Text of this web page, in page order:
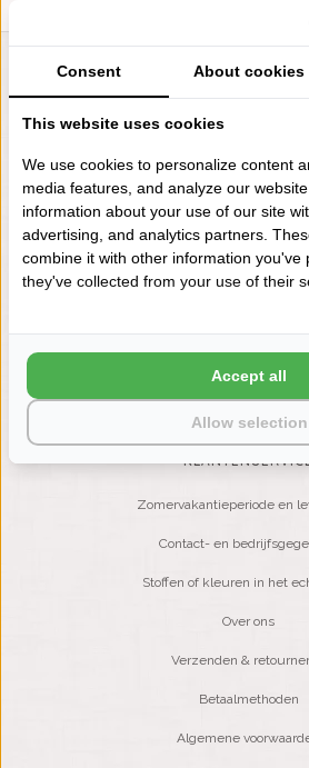
VRAGEN? BEL
NIEUWSBRIEF
Wilt u op de hoogte
Word lid van onze
Zomervakantieperiode en
Contact- en
Stoffen of kleuren in het
Over ons
Verzenden &
Betaalmethoden
Algemene
Consent About cookies
This website uses cookies
We use cookies to personalize content
media features, and analyze our
information about your use of our site
advertising, and analytics partners.
combine it with other information you've
they've collected from your use of their
Allow selection
Accept all